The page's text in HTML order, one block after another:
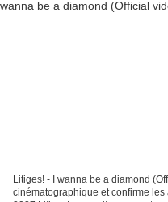
Litiges! - I wanna be a diamond
cinématographique et confirme